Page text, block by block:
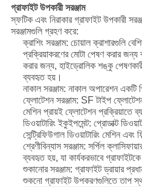
গ্রাফাইট উপকারী সরঞ্জাম
স্ফটিক এবং নিরাকার গ্রাফাইট উপকারী
সরঞ্জামগুলি গ্রহণ করে:
ক্রাশিং সরঞ্জাম: চোয়াল ক্রাশারগুলি
প্রক্রিয়াকরণের মোটা পেষণ করার জন্য
করার জন্য, হাইড্রোলিক শঙ্কু
ব্যবহৃত হয়।
নাকাল সরঞ্জাম: নাকাল অপারেশন
ফ্লোটেশন সরঞ্জাম: SF টাইপ
মেশিন প্রায়ই ফ্লোটেশন প্রক্রিয়াতে
ডিওয়াটারিং ইকুইপমেন্ট: প্রোডাক্ট
সেন্ট্রিফিউগাল ডিওয়াটারিং মেশিন এবং
শ্রেণীবিন্যাস সরঞ্জাম: সর্পিল
ব্যবহৃত হয়, যা কার্যকরভাবে
শুকানোর সরঞ্জাম: গ্রাফাইট ড্রায়ার
শুকনো গ্রাফাইট উপকরণগুলিতে তাপ